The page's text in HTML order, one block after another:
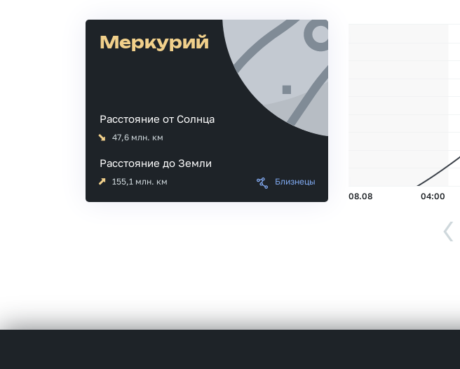
Меркурий
Расстояние от Солнца
47,6 млн. км
Расстояние до Земли
155,1 млн. км
Близнецы
08.08
04:00
‹